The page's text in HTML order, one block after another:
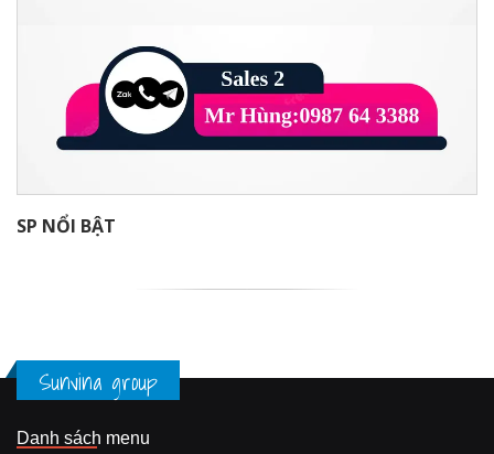
SP NỔI BẬT
Sunvina group
Danh sách menu